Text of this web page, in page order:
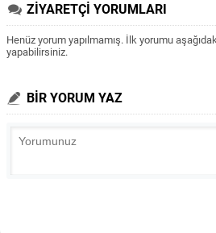
ZİYARETÇİ YORUMLARI
Henüz yorum yapılmamış. İlk yorumu
yapabilirsiniz.
BİR YORUM YAZ